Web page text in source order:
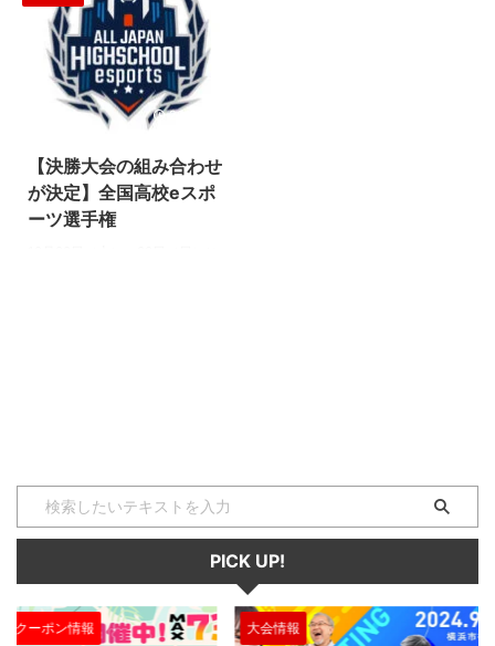
2019/12/2
【決勝大会の組み合わせ
が決定】全国高校eスポ
ーツ選手権
勝 第2試合 佐賀県立鹿島高等学
校（佐賀県）「OLPiXと愉快な仲
間たち」 Ｎ高等学校（沖縄県）
「Cat A PuLT」 リーグ・オブ・
レジェンド部門 準決勝 ...
PICK UP!
大会情報 セール、ク